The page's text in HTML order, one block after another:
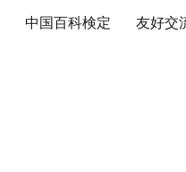
中国百科検定 友好交